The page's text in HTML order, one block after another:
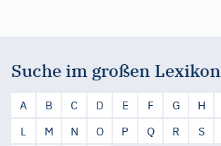
Suche im großen Lexikon
A B C D E F G H
L
M N O P Q R S